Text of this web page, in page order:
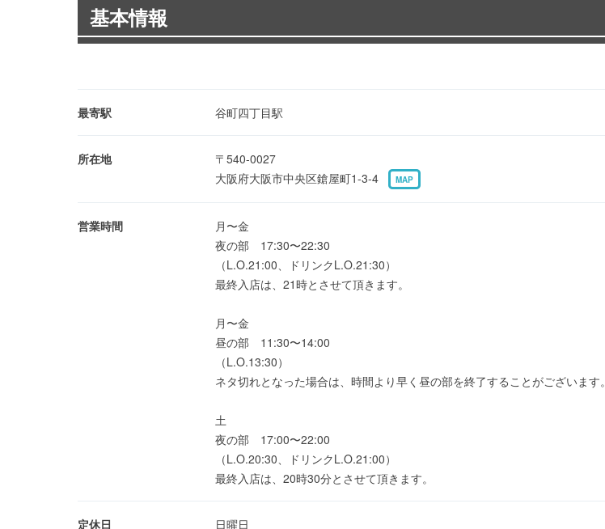
基本情報
最寄駅 谷町四丁目駅
所在地
〒540-0027
大阪府大阪市中央区鎗屋町1-3-4
MAP
営業時間
月〜金
夜の部 17:30〜22:30
（L.O.21:00、ドリンクL.O.21:30）
最終入店は、21時とさせて頂きます。
月〜金
昼の部 11:30〜14:00
（L.O.13:30）
ネタ切れとなった場合は、時間より早く昼の部を終了することがございます。
土
夜の部 17:00〜22:00
（L.O.20:30、ドリンクL.O.21:00）
最終入店は、20時30分とさせて頂きます。
定休日
日曜日